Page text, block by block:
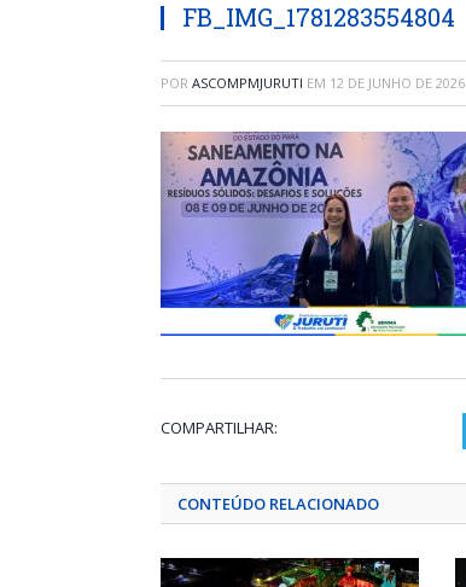
FB_IMG_1781283554804
POR ASCOMPMJURUTI EM 12 DE JUNHO DE 2026
COMPARTILHAR:
CONTEÚDO RELACIONADO